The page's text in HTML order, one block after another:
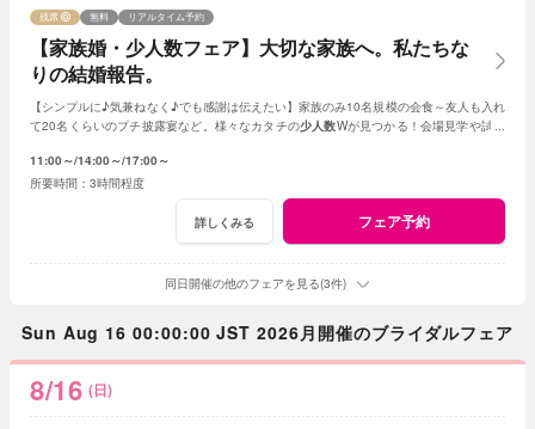
【家族婚・少人数フェア】大切な家族へ。私たちな
りの結婚報告。
残席 無料 リアルタイム予約
【シンプルに♪気兼ねなく♪でも感謝は伝えたい】家族のみ10名規模の会食～友人も入れ
て20名くらいのプチ披露宴など。様々なカタチの少人数Wが見つかる！会場見学や試食
11:00～ 14:00～ 17:00～
3時間程度
詳しくみる フェア予約
同日開催の他のフェアを見る(3件)
Sun Aug 16 00:00:00 JST 2026月開催のブライダルフェア
8/16 (日)